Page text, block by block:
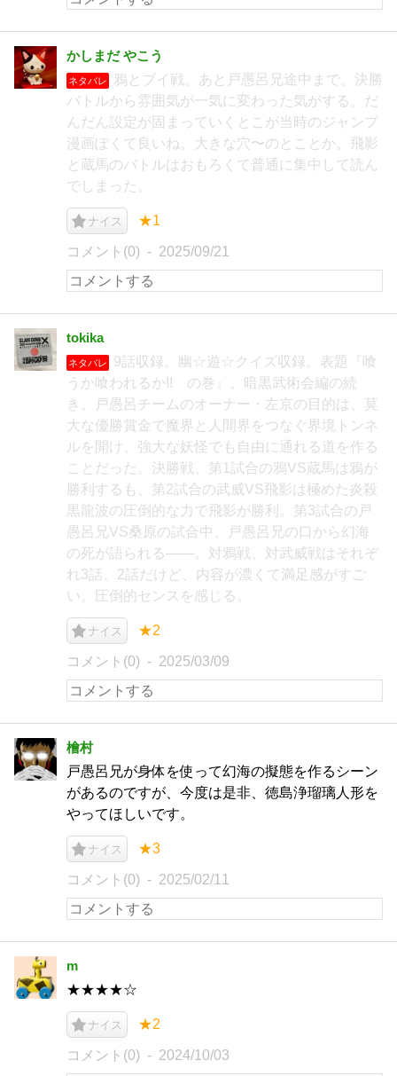
かしまだ やこう
ネタバレ
鴉とブイ戦。あと戸愚呂兄途中まで。決勝
バトルから雰囲気が一気に変わった気がする。だ
んだん設定が固まっていくとこが当時のジャンプ
漫画ぽくて良いね。大きな穴〜のとことか。飛影
と蔵馬のバトルはおもろくて普通に集中して読ん
でしまった。
ナイス ★1
コメント(0) 2025/09/21
tokika
ネタバレ
9話収録。幽☆遊☆クイズ収録。表題『喰
うか喰われるか!! の巻』。暗黒武術会編の続
き。戸愚呂チームのオーナー・左京の目的は、莫
大な優勝賞金で魔界と人間界をつなぐ界境トンネ
ルを開け、強大な妖怪でも自由に通れる道を作る
ことだった。決勝戦、第1試合の鴉VS蔵馬は鴉が
勝利するも、第2試合の武威VS飛影は極めた炎殺
黒龍波の圧倒的な力で飛影が勝利。第3試合の戸
愚呂兄VS桑原の試合中、戸愚呂兄の口から幻海
の死が語られる――。対鴉戦、対武威戦はそれぞ
れ3話、2話だけど、内容が濃くて満足感がすご
い。圧倒的センスを感じる。
ナイス ★2
コメント(0) 2025/03/09
檜村
戸愚呂兄が身体を使って幻海の擬態を作るシーン
があるのですが、今度は是非、徳島浄瑠璃人形を
やってほしいです。
ナイス ★3
コメント(0) 2025/02/11
m
★★★★☆
ナイス ★2
コメント(0) 2024/10/03